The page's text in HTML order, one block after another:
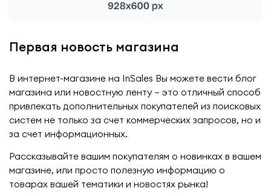
Первая новость магазина
В интернет-магазине на InSales Вы можете вести блог
магазина или новостную ленту – это отличный способ
привлекать дополнительных покупателей из поисковых
систем не только за счет коммерческих запросов, но и
за счет информационных.
Рассказывайте вашим покупателям о новинках в вашем
магазине, или просто полезную информацию о
товарах вашей тематики и новостях рынка!